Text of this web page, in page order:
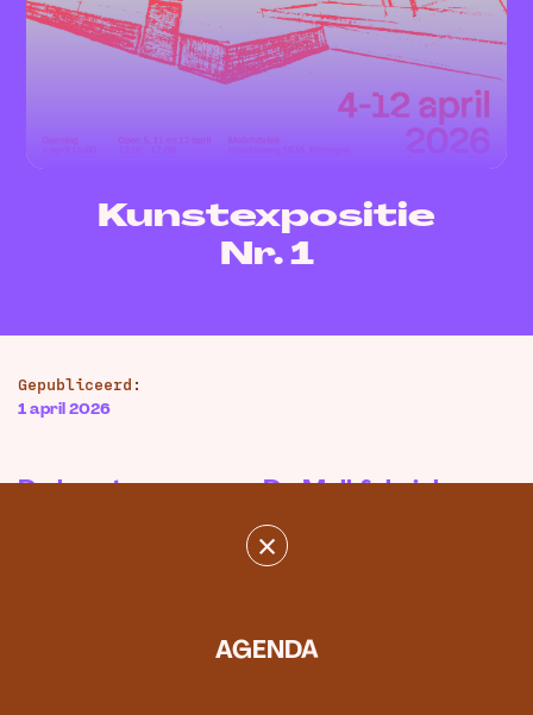
×
AGENDA
Kunstexpositie
Nr. 1
Gepubliceerd:
1 april 2026
De kunstenaars van De Melkfabriek
openen voor het eerst gezamenlijk de
deuren van het atelier.